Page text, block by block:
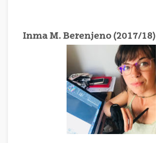
Inma M. Berenjeno (2017/18)